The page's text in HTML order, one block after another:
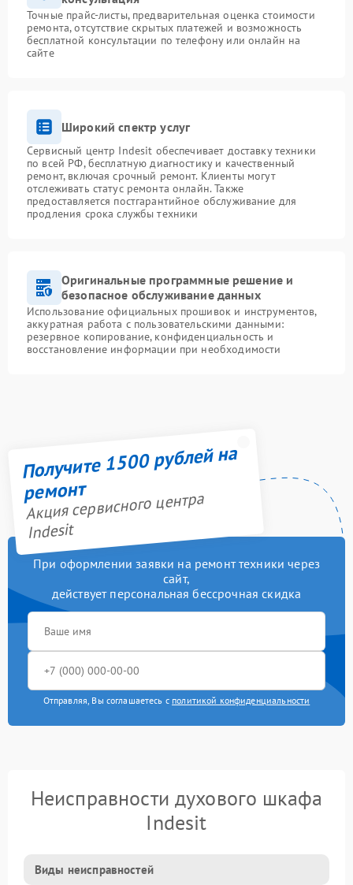
Точные прайс-листы, предварительная оценка стоимости
ремонта, отсутствие скрытых платежей и возможность
бесплатной консультации по телефону или онлайн на
сайте
Широкий спектр услуг
Сервисный центр Indesit обеспечивает доставку техники
по всей РФ, бесплатную диагностику и качественный
ремонт, включая срочный ремонт. Клиенты могут
отслеживать статус ремонта онлайн. Также
предоставляется постгарантийное обслуживание для
продления срока службы техники
Оригинальные программные решение и
безопасное обслуживание данных
Использование официальных прошивок и инструментов,
аккуратная работа с пользовательскими данными:
резервное копирование, конфиденциальность и
восстановление информации при необходимости
Получите 1500 рублей на
ремонт
Акция сервисного центра
Indesit
При оформлении заявки на ремонт техники через
сайт,
действует персональная бессрочная скидка
Отправляя, Вы соглашаетесь с политикой конфиденциальности
Неисправности духового шкафа
Indesit
Виды неисправностей